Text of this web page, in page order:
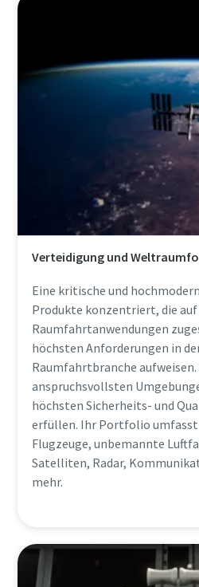
Verteidigung und
Eine kritische und
Produkte konzentriert, die
Raumfahrtanwendungen
höchsten Anforderungen in
Raumfahrtbranche aufweisen.
anspruchsvollsten
höchsten Sicherheits- und
erfüllen. Ihr Portfolio
Flugzeuge, unbemannte
Satelliten, Radar,
mehr.